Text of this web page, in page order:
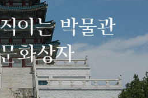
이는 박물관
화상자